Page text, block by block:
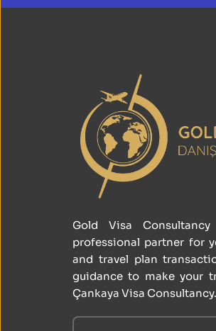
Gold Visa
professional partner for
and travel plan
guidance to make your
Çankaya Visa Consultancy.